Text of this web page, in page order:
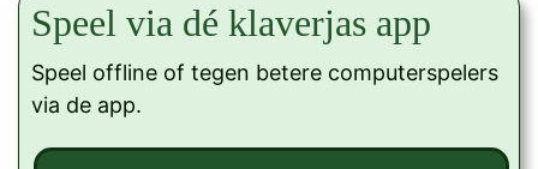
Speel via dé klaverjas app
Speel offline of tegen betere computerspelers
via de app.